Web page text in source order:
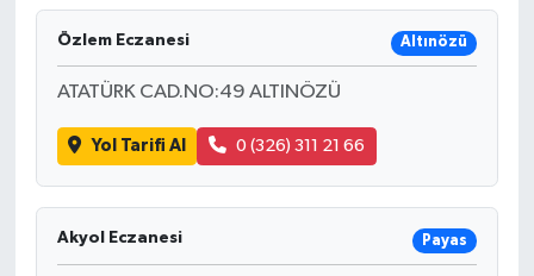
Özlem Eczanesi Altınözü
ATATÜRK CAD.NO:49 ALTINÖZÜ
Yol Tarifi Al 0 (326) 311 21 66
Akyol Eczanesi Payas